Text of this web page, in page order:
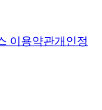
이용약관개인정